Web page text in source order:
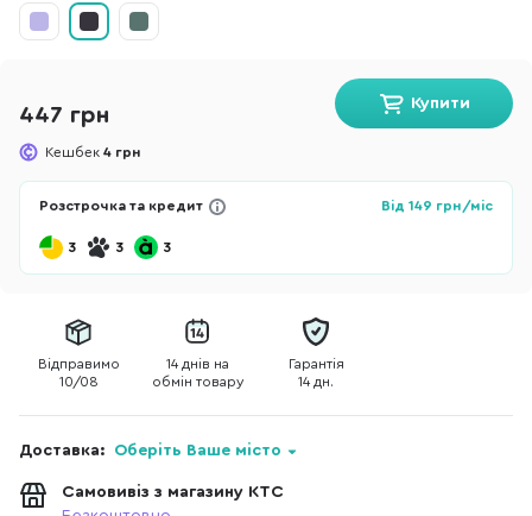
447 грн
Кешбек 4 грн
Купити
Розстрочка та кредит Від 149 грн/міс
3 3 3
Відправимо
10/08
14 днів на
обмін товару
Гарантія
14 дн.
Доставка: Оберіть Ваше місто
Самовивіз з магазину КТС